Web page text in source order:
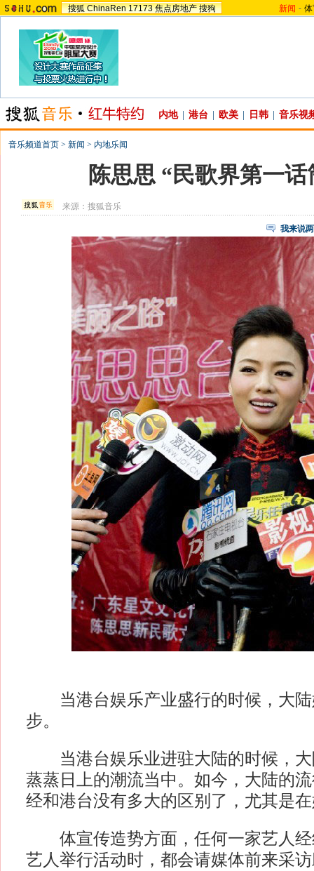
搜狐 ChinaRen 17173 焦点房地产 搜狗 新闻 -
内地 港台 欧美 日韩 音乐视
音乐频道首页 > 新闻 > 内地乐闻
陈思思 “民歌界第一话
来源：搜狐音乐
我来说
当港台娱乐产业盛行的时候，大陆
步。
当港台娱乐业进驻大陆的时候，大
蒸蒸日上的潮流当中。如今，大陆的
经和港台没有多大的区别了，尤其是
体宣传造势方面，任何一家艺人经
艺人举行活动时，都会请媒体前来采